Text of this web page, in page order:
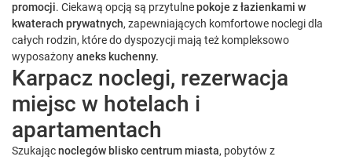
promocji. Ciekawą opcją są przytulnepokoje z łazienkami w
kwaterach prywatnych, zapewniających komfortowe noclegi dla
całych rodzin, które do dyspozycji mają też kompleksowo
wyposażonyaneks kuchenny.
Karpacz noclegi, rezerwacja
miejsc w hotelach i
apartamentach
Szukającnoclegów blisko centrum miasta, pobytów z